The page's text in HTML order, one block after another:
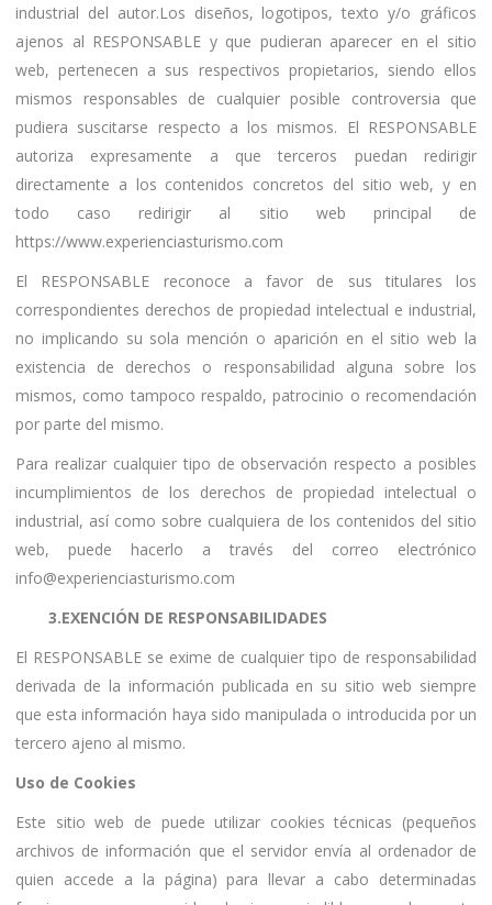
industrial del autor.Los diseños, logotipos, texto y/o gráficos
ajenos al RESPONSABLE y que pudieran aparecer en el sitio
web, pertenecen a sus respectivos propietarios, siendo ellos
mismos responsables de cualquier posible controversia que
pudiera suscitarse respecto a los mismos. El RESPONSABLE
autoriza expresamente a que terceros puedan redirigir
directamente a los contenidos concretos del sitio web, y en
todo caso redirigir al sitio web principal de
https://www.experienciasturismo.com
El RESPONSABLE reconoce a favor de sus titulares los
correspondientes derechos de propiedad intelectual e industrial,
no implicando su sola mención o aparición en el sitio web la
existencia de derechos o responsabilidad alguna sobre los
mismos, como tampoco respaldo, patrocinio o recomendación
por parte del mismo.
Para realizar cualquier tipo de observación respecto a posibles
incumplimientos de los derechos de propiedad intelectual o
industrial, así como sobre cualquiera de los contenidos del sitio
web, puede hacerlo a través del correo electrónico
info@experienciasturismo.com
3.EXENCIÓN DE RESPONSABILIDADES
El RESPONSABLE se exime de cualquier tipo de responsabilidad
derivada de la información publicada en su sitio web siempre
que esta información haya sido manipulada o introducida por un
tercero ajeno al mismo.
Uso de Cookies
Este sitio web de puede utilizar cookies técnicas (pequeños
archivos de información que el servidor envía al ordenador de
quien accede a la página) para llevar a cabo determinadas